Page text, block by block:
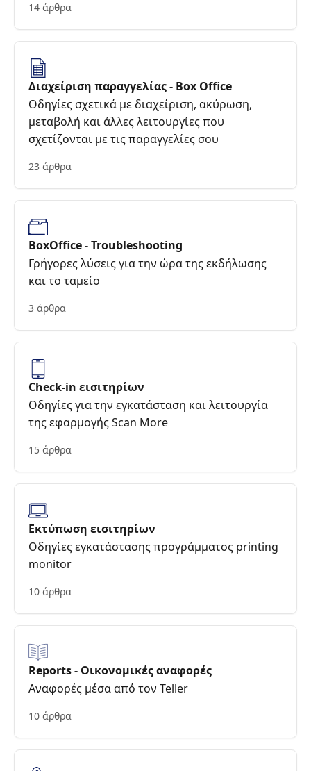
14 άρθρα
Διαχείριση παραγγελίας - Box Office
Οδηγίες σχετικά με διαχείριση, ακύρωση,
μεταβολή και άλλες λειτουργίες που
σχετίζονται με τις παραγγελίες σου
23 άρθρα
BoxOffice - Troubleshooting
Γρήγορες λύσεις για την ώρα της εκδήλωσης
και το ταμείο
3 άρθρα
Check-in εισιτηρίων
Οδηγίες για την εγκατάσταση και λειτουργία
της εφαρμογής Scan More
15 άρθρα
Εκτύπωση εισιτηρίων
Οδηγίες εγκατάστασης προγράμματος printing
monitor
10 άρθρα
Reports - Οικονομικές αναφορές
Αναφορές μέσα από τον Teller
10 άρθρα